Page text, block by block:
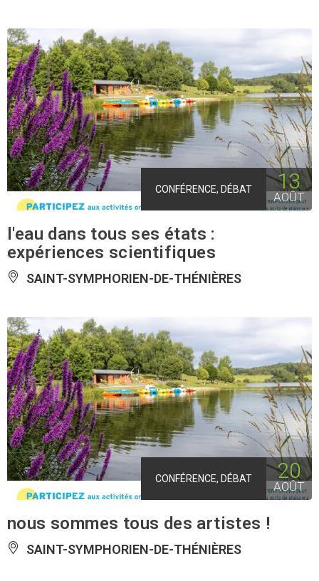
CONFÉRENCE, DÉBAT 13
AOÛT
l'eau dans tous ses états :
expériences scientifiques
SAINT-SYMPHORIEN-DE-THÉNIÈRES
CONFÉRENCE, DÉBAT 20
AOÛT
nous sommes tous des artistes !
SAINT-SYMPHORIEN-DE-THÉNIÈRES